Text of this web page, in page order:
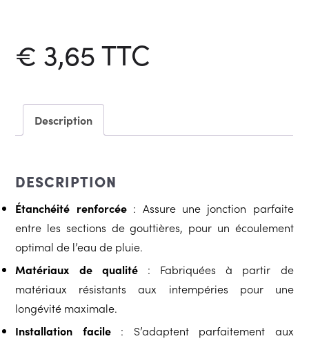
€ 3,65TTC
Description
DESCRIPTION
Étanchéité renforcée: Assure une jonction parfaite
entre les sections de gouttières, pour un écoulement
optimal de l’eau de pluie.
Matériaux de qualité: Fabriquées à partir de
matériaux résistants aux intempéries pour une
longévité maximale.
Installation facile: S’adaptent parfaitement aux